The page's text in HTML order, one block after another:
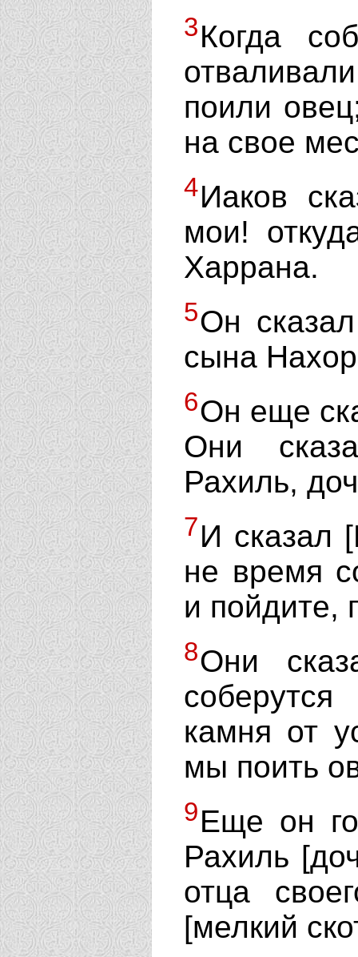
3Когда
поили
на свое
4Иаков
мои!
Харрана.
5Он
сына
6Он еще
Они
Рахиль,
7И сказал
не время
и пойдите,
8Они
камня от
мы поить
9Еще он
Рахиль
отца
[мелкий